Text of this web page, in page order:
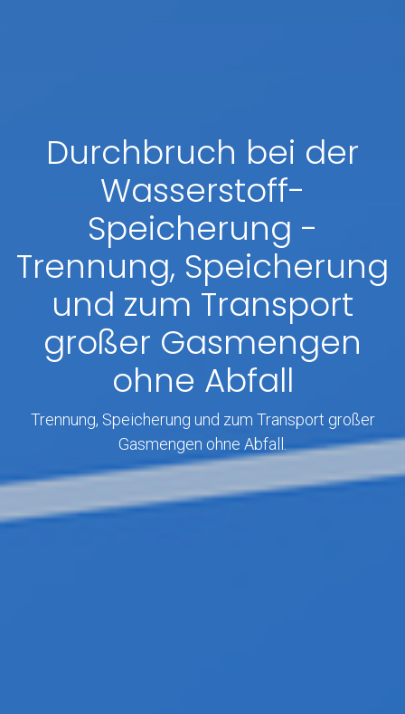
Durchbruch bei der
Wasserstoff-
Speicherung -
Trennung, Speicherung
und zum Transport
großer Gasmengen
ohne Abfall
Trennung, Speicherung und zum Transport großer
Gasmengen ohne Abfall.